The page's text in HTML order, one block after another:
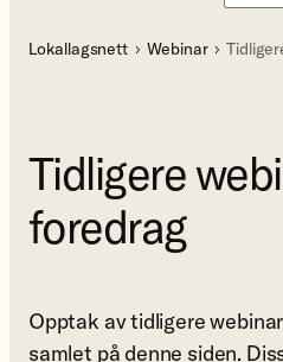
Lokallagsnett Webinar
Tidligere
foredrag
Opptak av tidligere
samlet på denne siden.